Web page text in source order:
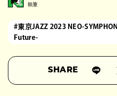
執筆
#東京JAZZ 2023 NEO-
Future-
SHARE